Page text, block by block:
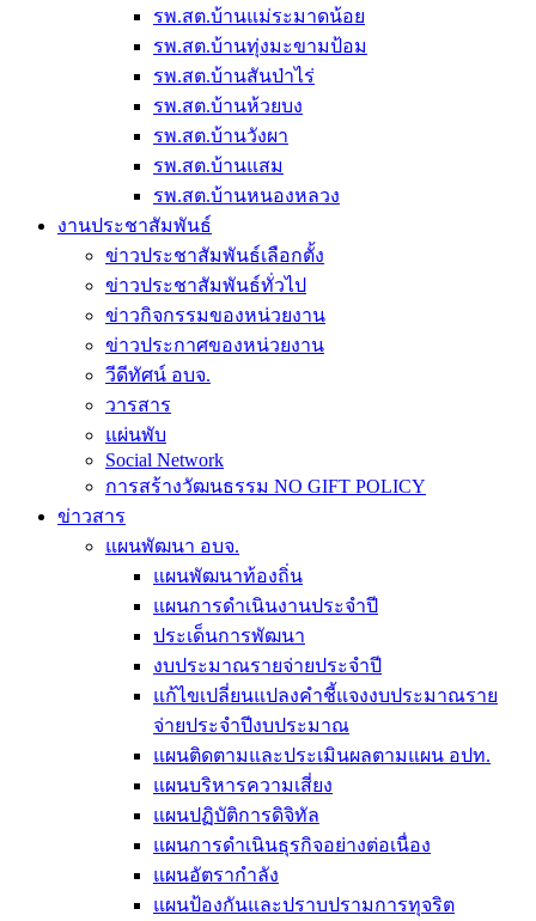
รพ.สต.บ้านแม่ระมาดน้อย
รพ.สต.บ้านทุ่งมะขามป้อม
รพ.สต.บ้านสันป่าไร่
รพ.สต.บ้านห้วยบง
รพ.สต.บ้านวังผา
รพ.สต.บ้านแสม
รพ.สต.บ้านหนองหลวง
งานประชาสัมพันธ์
ข่าวประชาสัมพันธ์เลือกตั้ง
ข่าวประชาสัมพันธ์ทั่วไป
ข่าวกิจกรรมของหน่วยงาน
ข่าวประกาศของหน่วยงาน
วีดีทัศน์ อบจ.
วารสาร
แผ่นพับ
Social Network
การสร้างวัฒนธรรม NO GIFT POLICY
ข่าวสาร
แผนพัฒนา อบจ.
แผนพัฒนาท้องถิ่น
แผนการดำเนินงานประจำปี
ประเด็นการพัฒนา
งบประมาณรายจ่ายประจำปี
แก้ไขเปลี่ยนแปลงคำชี้แจงงบประมาณราย
จ่ายประจำปีงบประมาณ
แผนติดตามและประเมินผลตามแผน อปท.
แผนบริหารความเสี่ยง
แผนปฏิบัติการดิจิทัล
แผนการดำเนินธุรกิจอย่างต่อเนื่อง
แผนอัตรากำลัง
แผนป้องกันและปราบปรามการทุจริต